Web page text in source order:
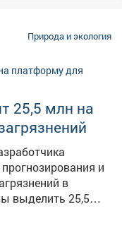
только
41
них от МЧС –
и
и чистят русло
под
в ПВР.
Природа и экология
25,5 млн на
и
в
выделить 25,5
ngs42.ru.
данных о